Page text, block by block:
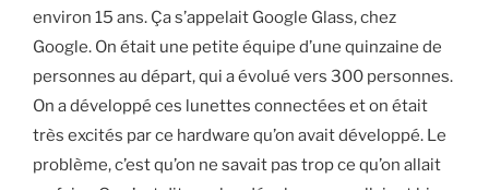
environ 15 ans. Ça s’appelait Google Glass, chez
Google. On était une petite équipe d’une quinzaine de
personnes au départ, qui a évolué vers 300 personnes.
On a développé ces lunettes connectées et on était
très excités par ce hardware qu’on avait développé. Le
problème, c’est qu’on ne savait pas trop ce qu’on allait